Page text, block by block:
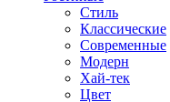
Стиль
Классические
Современные
Модерн
Хай-тек
Цвет